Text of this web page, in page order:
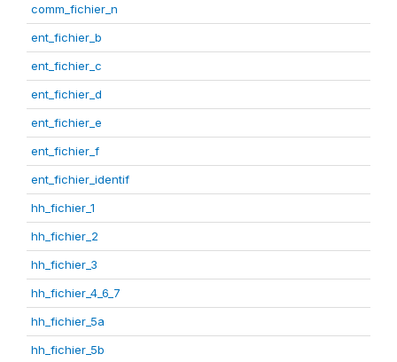
comm_fichier_n
ent_fichier_b
ent_fichier_c
ent_fichier_d
ent_fichier_e
ent_fichier_f
ent_fichier_identif
hh_fichier_1
hh_fichier_2
hh_fichier_3
hh_fichier_4_6_7
hh_fichier_5a
hh_fichier_5b